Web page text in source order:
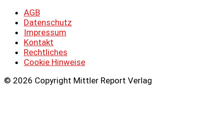
AGB
Datenschutz
Impressum
Kontakt
Rechtliches
Cookie Hinweise
© 2026 Copyright Mittler Report Verlag